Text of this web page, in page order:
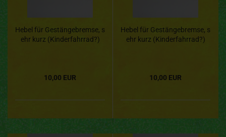
Hebel für Gestängebremse, s
ehr kurz (Kinderfahrrad?)
10,00 EUR
Hebel für Gestängebremse, s
ehr kurz (Kinderfahrrad?)
10,00 EUR